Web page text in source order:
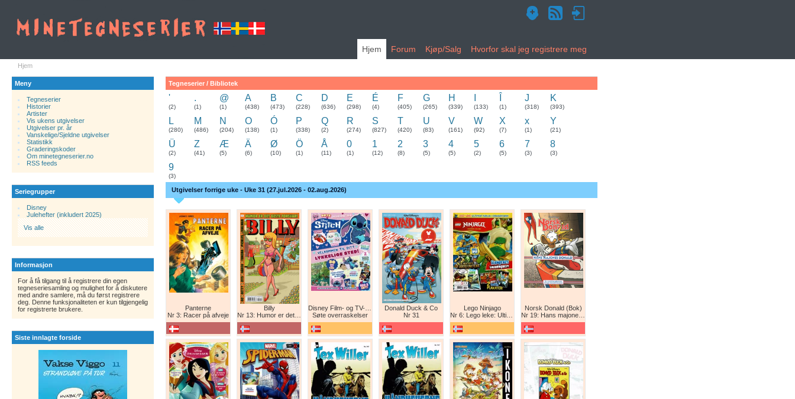
Hjem Forum Kjøp/Salg Hvorfor skal jeg registrere meg
Hjem
Meny
Tegneserier
Historier.
Artister
Vis ukens utgivelser
Utgivelser pr. år
Vanskelige/Sjeldne utgivelser
Statistikk
Graderingskoder
Om minetegneserier.no
RSS feeds
Seriegrupper
Disney
Julehefter (inkludert 2025)
Vis alle
Informasjon
For å få tilgang til å registrere din egen
tegneseriesamling og mulighet for å diskutere
med andre samlere, må du først registrere
deg. Denne funksjonaliteten er kun tilgjengelig
for registrerte brukere.
Siste innlagte forside
Tegneserier / Bibliotek
'
(2)
.
(1)
@
(1)
A
(438)
B
(473)
C
(228)
D
(636)
E
(298)
É
(4)
F
(405)
G
(265)
H
(339) (133) (1)
J
(318)
K
(393)
L
(280)
M
(486)
N
(204)
O
(138)
Ó
(1)
P
(338)
Q
(2)
R
(274)
S
(827)
T
(420)
U
(83)
V
(161)
W
(92)
X
(7)
x
(1)
Y
(21)
Ü
(2)
Z
(41)
Æ
(5)
Ä
(6)
Ø
(10)
Ö
(1)
Å
(11)
0
(1)
1
(12)
2
(8)
3
(5)
4
(5)
5
(2)
6
(5)
7
(3)
8
(3)
9
(3)
Utgivelser forrige uke - Uke 31 (27.jul.2026 - 02.aug.2026)
Panterne
Nr 3: Racer på afveje
Billy
Nr 13: Humor er det beste forsvar!
Søte overraskelser
Donald Duck & Co
Nr 31
Lego Ninjago
Nr 6: Lego leke: Ultimat Ninja i drageform
Norsk Donald (Bok)
Nr 19: Hans majones Donald